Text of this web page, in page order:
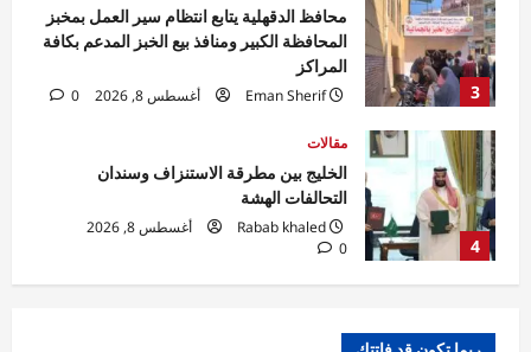
4
الخليج بين مطرقة الاستنزاف وسندان
التحالفات الهشة
Rabab khaled
0
5
تقارير
مصر الآن.. «بريكس» يفتح آفاقًا جديدة للتجارة
والاستثمار والصناعة المصرية
Rabab khaled
أغسطس 8, 2026
0